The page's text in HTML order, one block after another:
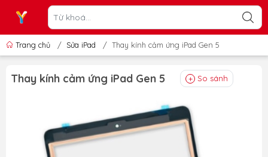
Trang chủ / Sửa iPad / Thay kính cảm ứng iPad Gen 5
Thay kính cảm ứng iPad Gen 5 So sánh